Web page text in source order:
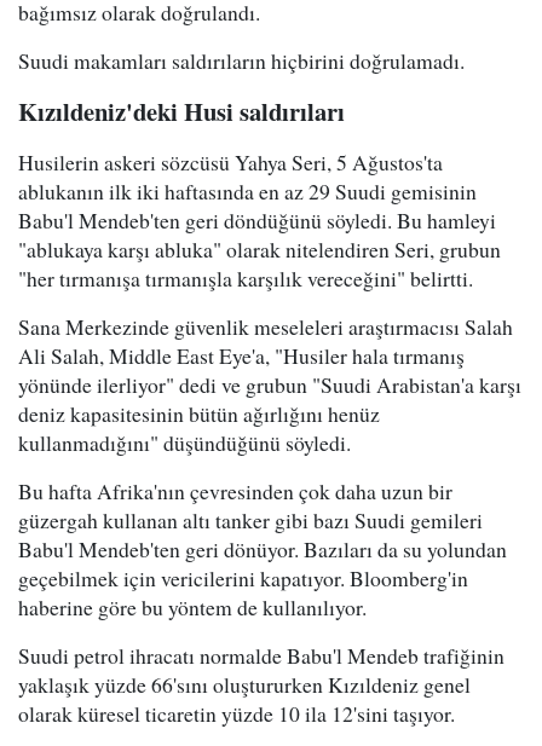
bağımsız olarak doğrulandı.
Suudi makamları saldırıların hiçbirini doğrulamadı.
Kızıldeniz'deki Husi saldırıları
Husilerin askeri sözcüsü Yahya Seri, 5 Ağustos'ta
ablukanın ilk iki haftasında en az 29 Suudi gemisinin
Babu'l Mendeb'ten geri döndüğünü söyledi. Bu hamleyi
"ablukaya karşı abluka" olarak nitelendiren Seri, grubun
"her tırmanışa tırmanışla karşılık vereceğini" belirtti.
Sana Merkezinde güvenlik meseleleri araştırmacısı Salah
Ali Salah, Middle East Eye'a, "Husiler hala tırmanış
yönünde ilerliyor" dedi ve grubun "Suudi Arabistan'a karşı
deniz kapasitesinin bütün ağırlığını henüz
kullanmadığını" düşündüğünü söyledi.
Bu hafta Afrika'nın çevresinden çok daha uzun bir
güzergah kullanan altı tanker gibi bazı Suudi gemileri
Babu'l Mendeb'ten geri dönüyor. Bazıları da su yolundan
geçebilmek için vericilerini kapatıyor. Bloomberg'in
haberine göre bu yöntem de kullanılıyor.
Suudi petrol ihracatı normalde Babu'l Mendeb trafiğinin
yaklaşık yüzde 66'sını oluştururken Kızıldeniz genel
olarak küresel ticaretin yüzde 10 ila 12'sini taşıyor.